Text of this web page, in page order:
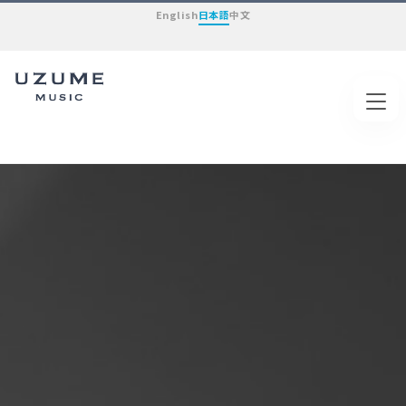
English日本語中文